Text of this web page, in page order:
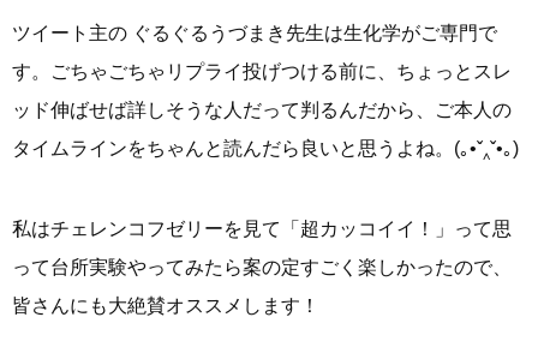
ツイート主の ぐるぐるうづまき先生は生化学がご専門で
す。ごちゃごちゃリプライ投げつける前に、ちょっとスレ
ッド伸ばせば詳しそうな人だって判るんだから、ご本人の
タイムラインをちゃんと読んだら良いと思うよね。(｡•ˇ‸ˇ•｡)
私はチェレンコフゼリーを見て「超カッコイイ！」って思
って台所実験やってみたら案の定すごく楽しかったので、
皆さんにも大絶賛オススメします！